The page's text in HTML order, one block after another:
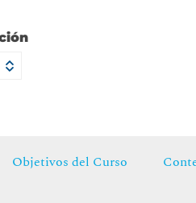
Objetivos del Curso